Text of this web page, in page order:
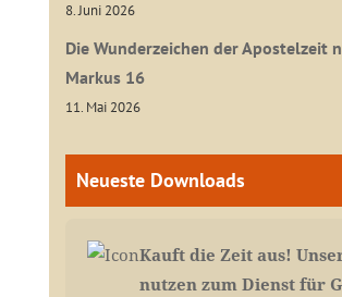
8. Juni 2026
Die Wunderzeichen der Apostelzeit
Markus 16
11. Mai 2026
Neueste Downloads
Kauft die Zeit aus!
nutzen zum Dienst für